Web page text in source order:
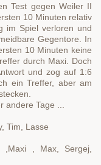
Test gegen Weiler II
10 Minuten relativ
im Spiel verloren und
Gegentore. In
10 Minuten keine
durch Maxi. Doch
und zog auf 1:6
ein Treffer, aber am
Tage ...
Tim, Lasse
,Maxi , Max, Sergej,